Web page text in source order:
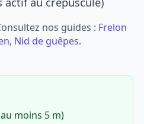
nos guides : Frelon
, Nid de guêpes.
moins 5 m)